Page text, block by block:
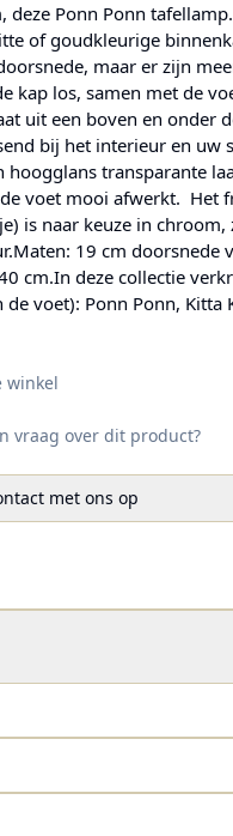
Ponn Ponn
of goudkleurige
maar er zijn
kap los, samen met de
uit een boven en onder
bij het interieur en uw
transparante
voet mooi afwerkt. Het
is naar keuze in chroom,
19 cm doorsnede
cm.In deze collectie
voet): Ponn Ponn, Kitta
winkel
vraag over dit product?
met ons op